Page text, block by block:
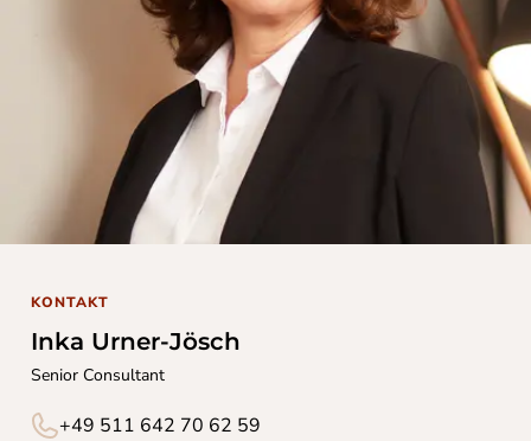
KONTAKT
Inka Urner-Jösch
Senior Consultant
+49 511 642 70 62 59